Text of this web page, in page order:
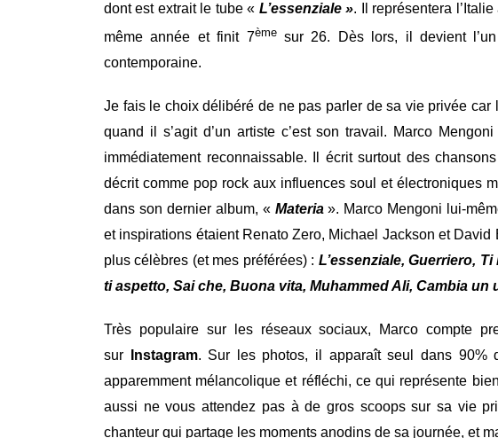
dont est extrait le tube « L’essenziale ». Il représentera
même année et finit 7èmesur 26. Dès lors, il devient
contemporaine.
Je fais le choix délibéré de ne pas parler de sa vie privée car
quand il s’agit d’un artiste c’est son travail. Marco
immédiatement reconnaissable. Il écrit surtout des
décrit comme pop rock aux influences soul et électroniques
dans son dernier album, « Materia». Marco Mengoni lui-
et inspirations étaient Renato Zero, Michael Jackson et
plus célèbres (et mes préférées) : L’essenziale, Guerriero,
ti aspetto, Sai che, Buona vita, Muhammed Ali, Cambia un
Très populaire sur les réseaux sociaux, Marco compte
sur
Instagram. Sur les photos, il apparaît seul dans 90%
apparemment mélancolique et réfléchi, ce qui représente
aussi ne vous attendez pas à de gros scoops sur sa vie
chanteur qui partage les moments anodins de sa journée, et